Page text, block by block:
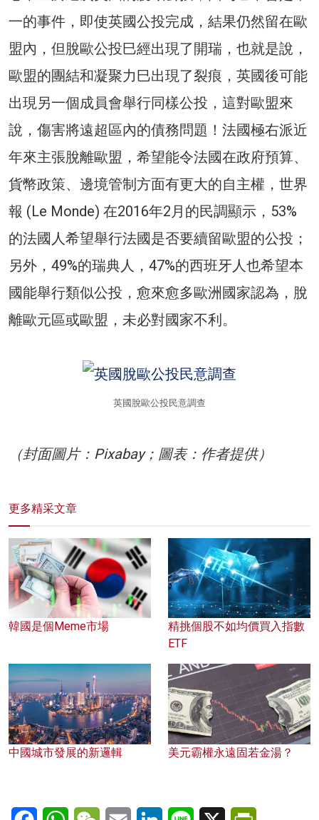
一的事件，即使英國公投完成，結果仍然留在歐
盟內，但脫歐公投巳經出現了開瑞，也就是說，
歐盟的團結和凝聚力巳出現了裂痕，英國後可能
出現另一個成員會舉行同樣公投，這對歐盟來
說，傷害將遠超區內的債務問題！法國極右派近
年來主張脫離歐盟，希望能令法國在政府預算、
貨幣政策、邊境管制方面有更大的自主權，世界
報 (Le Monde) 在2016年2月的民調顯示，53%
的法國人希望舉行法國是否要續留歐盟的公投；
另外，49%的瑞典人，47%的西班牙人也希望本
國能舉行類似公投，愈來愈多歐洲國家認為，脫
離歐元區或歐盟，未必對國家不利。
英國脫歐公投民意調查
（封面圖片：Pixabay；圖表：作者提供）
更多精采文章
韓國是個Meme市場
精挑個股不如均價買入指數
ETF
中國城市發展的新邏輯 美元霸權永遠固若金湯？
FacebookWhatsAppWeChatEmail LinkedInLine X